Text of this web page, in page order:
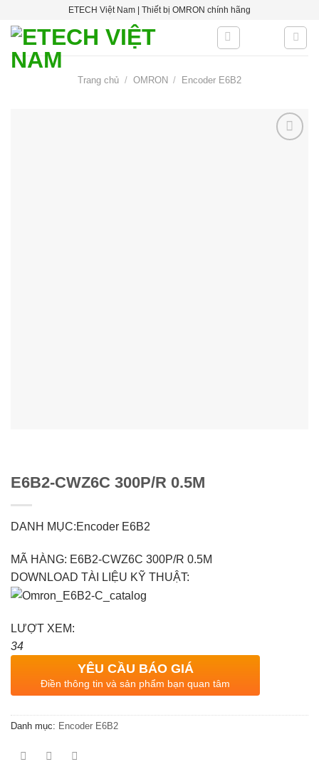
content
ETECH Việt Nam | Thiết bị OMRON chính hãng
Trang chủ / OMRON / Encoder E6B2
E6B2-CWZ6C 300P/R 0.5M
DANH MỤC:Encoder E6B2
MÃ HÀNG: E6B2-CWZ6C 300P/R 0.5M
DOWNLOAD TÀI LIỆU KỸ THUẬT:
LƯỢT XEM:
34
YÊU CẦU BÁO GIÁ
Điền thông tin và sản phẩm bạn quan tâm
Danh mục: Encoder E6B2